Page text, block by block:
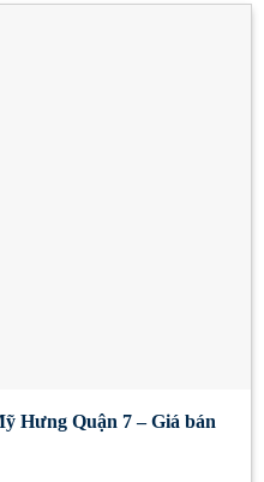
Hưng Quận 7 – Giá bán